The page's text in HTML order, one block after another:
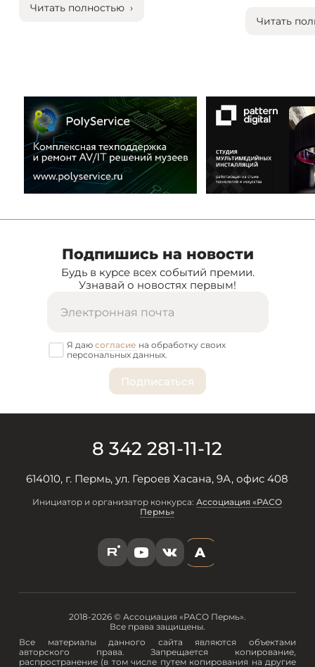
Читать полностью ›
Читать
Подпишись на новости
Будь в курсе всех событий премии.
Узнавай о новостях первым!
Я даю согласие на обработку своих
персональных данных.
8 342 281-11-12
614010, г. Пермь, ул. Героев Хасана, 9А, офис 408
Инициатор и организатор конкурса:Ассоциация «РАСО
Пермь»
R Y V A
2018-2026 © Ассоциация «РАСО Пермь».
Все права защищены.
Все материалы данного сайта являются объектами
авторского права. Запрещается копирование,
распространение (в том числе путем копирования на другие